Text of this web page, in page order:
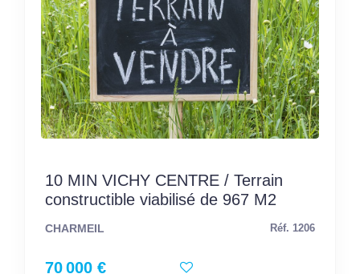
10 MIN VICHY CENTRE / Terrain
constructible viabilisé de 967 M2
CHARMEIL Réf. 1206
70 000 €